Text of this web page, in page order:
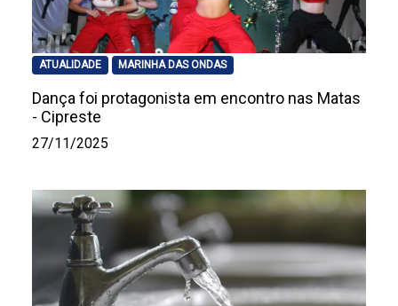
ATUALIDADE MARINHA DAS ONDAS
Dança foi protagonista em encontro nas Matas
- Cipreste
27/11/2025